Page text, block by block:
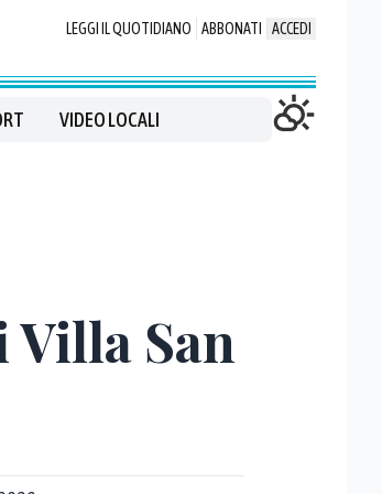
LEGGI IL QUOTIDIANO ABBONATI ACCEDI
VIDEO LOCALI
San